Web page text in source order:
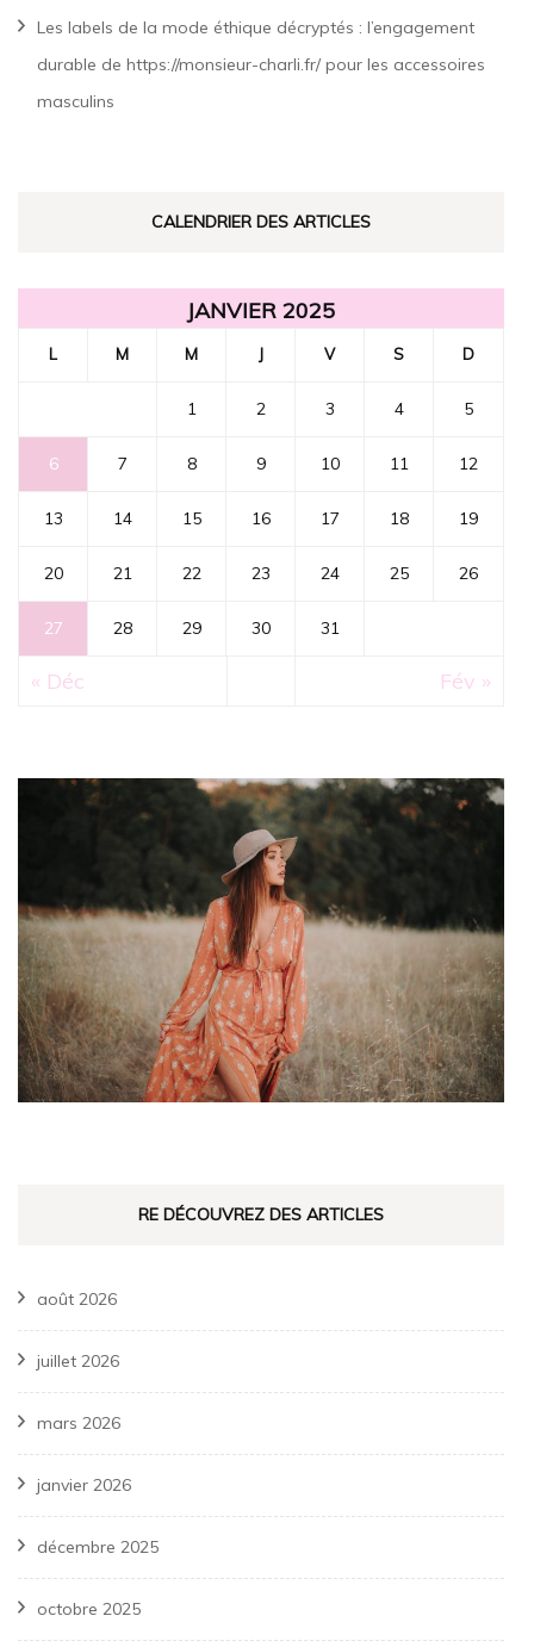
Les labels de la mode éthique décryptés : l’engagement
durable de https://monsieur-charli.fr/ pour les accessoires
masculins
CALENDRIER DES ARTICLES
JANVIER 2025
L M M J V S D
1 2 3 4 5
6 7 8 9 10 11 12
13 14 15 16 17 18 19
20 21 22 23 24 25 26
27 28 29 30 31
« Déc Fév »
RE DÉCOUVREZ DES ARTICLES
août 2026
juillet 2026
mars 2026
janvier 2026
décembre 2025
octobre 2025